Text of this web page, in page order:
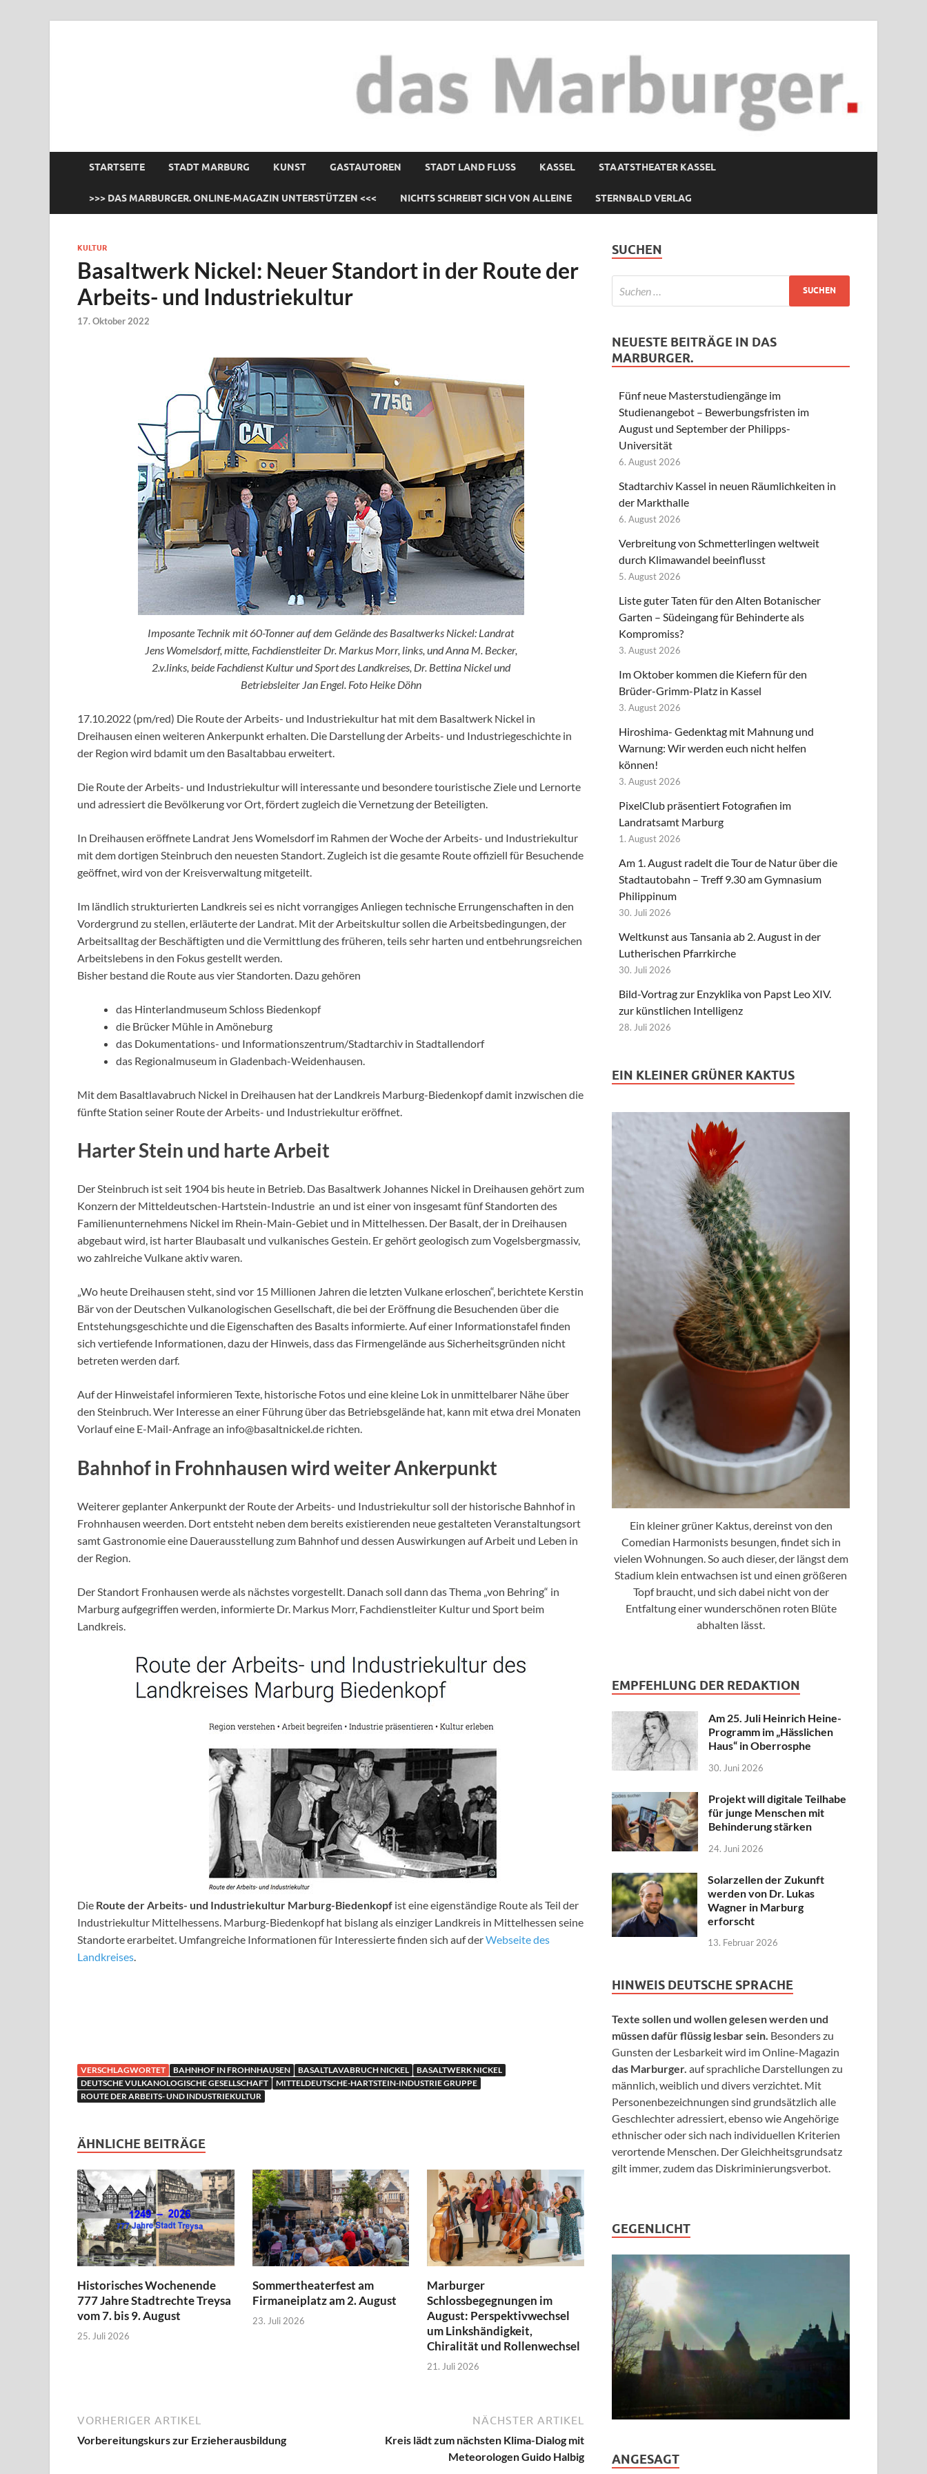
STARTSEITE STADT MARBURG KUNST GASTAUTOREN STADT LAND FLUSS KASSEL STAATSTHEATER KASSEL
>>> DAS MARBURGER. ONLINE-MAGAZIN UNTERSTÜTZEN <<< NICHTS SCHREIBT SICH VON ALLEINE STERNBALD VERLAG
KULTUR
Basaltwerk Nickel: Neuer Standort in der Route der
Arbeits- und Industriekultur
17. Oktober 2022
Imposante Technik mit 60-Tonner auf dem Gelände des Basaltwerks Nickel: Landrat
Jens Womelsdorf, mitte, Fachdienstleiter Dr. Markus Morr, links, und Anna M. Becker,
2.v.links, beide Fachdienst Kultur und Sport des Landkreises, Dr. Bettina Nickel und
Betriebsleiter Jan Engel. Foto Heike Döhn
17.10.2022 (pm/red) Die Route der Arbeits- und Industriekultur hat mit dem Basaltwerk Nickel in
Dreihausen einen weiteren Ankerpunkt erhalten. Die Darstellung der Arbeits- und Industriegeschichte in
der Region wird bdamit um den Basaltabbau erweitert.
Die Route der Arbeits- und Industriekultur will interessante und besondere touristische Ziele und Lernorte
und adressiert die Bevölkerung vor Ort, fördert zugleich die Vernetzung der Beteiligten.
In Dreihausen eröffnete Landrat Jens Womelsdorf im Rahmen der Woche der Arbeits- und Industriekultur
mit dem dortigen Steinbruch den neuesten Standort. Zugleich ist die gesamte Route offiziell für Besuchende
geöffnet, wird von der Kreisverwaltung mitgeteilt.
Im ländlich strukturierten Landkreis sei es nicht vorrangiges Anliegen technische Errungenschaften in den
Vordergrund zu stellen, erläuterte der Landrat. Mit der Arbeitskultur sollen die Arbeitsbedingungen, der
Arbeitsalltag der Beschäftigten und die Vermittlung des früheren, teils sehr harten und entbehrungsreichen
Arbeitslebens in den Fokus gestellt werden.
Bisher bestand die Route aus vier Standorten. Dazu gehören
das Hinterlandmuseum Schloss Biedenkopf
die Brücker Mühle in Amöneburg
das Dokumentations- und Informationszentrum/Stadtarchiv in Stadtallendorf
das Regionalmuseum in Gladenbach-Weidenhausen.
Mit dem Basaltlavabruch Nickel in Dreihausen hat der Landkreis Marburg-Biedenkopf damit inzwischen die
fünfte Station seiner Route der Arbeits- und Industriekultur eröffnet.
Harter Stein und harte Arbeit
Der Steinbruch ist seit 1904 bis heute in Betrieb. Das Basaltwerk Johannes Nickel in Dreihausen gehört zum
Konzern der Mitteldeutschen-Hartstein-Industrie an und ist einer von insgesamt fünf Standorten des
Familienunternehmens Nickel im Rhein-Main-Gebiet und in Mittelhessen. Der Basalt, der in Dreihausen
abgebaut wird, ist harter Blaubasalt und vulkanisches Gestein. Er gehört geologisch zum Vogelsbergmassiv,
wo zahlreiche Vulkane aktiv waren.
„Wo heute Dreihausen steht, sind vor 15 Millionen Jahren die letzten Vulkane erloschen“, berichtete Kerstin
Bär von der Deutschen Vulkanologischen Gesellschaft, die bei der Eröffnung die Besuchenden über die
Entstehungsgeschichte und die Eigenschaften des Basalts informierte. Auf einer Informationstafel finden
sich vertiefende Informationen, dazu der Hinweis, dass das Firmengelände aus Sicherheitsgründen nicht
betreten werden darf.
Auf der Hinweistafel informieren Texte, historische Fotos und eine kleine Lok in unmittelbarer Nähe über
den Steinbruch. Wer Interesse an einer Führung über das Betriebsgelände hat, kann mit etwa drei Monaten
Vorlauf eine E-Mail-Anfrage an info@basaltnickel.de richten.
Bahnhof in Frohnhausen wird weiter Ankerpunkt
Weiterer geplanter Ankerpunkt der Route der Arbeits- und Industriekultur soll der historische Bahnhof in
Frohnhausen weerden. Dort entsteht neben dem bereits existierenden neue gestalteten Veranstaltungsort
samt Gastronomie eine Dauerausstellung zum Bahnhof und dessen Auswirkungen auf Arbeit und Leben in
der Region.
Der Standort Fronhausen werde als nächstes vorgestellt. Danach soll dann das Thema „von Behring“ in
Marburg aufgegriffen werden, informierte Dr. Markus Morr, Fachdienstleiter Kultur und Sport beim
Landkreis.
Die Route der Arbeits- und Industriekultur Marburg-Biedenkopf ist eine eigenständige Route als Teil der
Industriekultur Mittelhessens. Marburg-Biedenkopf hat bislang als einziger Landkreis in Mittelhessen seine
Standorte erarbeitet. Umfangreiche Informationen für Interessierte finden sich auf derWebseite des
Landkreises
VERSCHLAGWORTET BAHNHOF IN FROHNHAUSEN BASALTLAVABRUCH NICKEL
BASALTWERK NICKEL
DEUTSCHE VULKANOLOGISCHE GESELLSCHAFT
MITTELDEUTSCHE-HARTSTEIN-INDUSTRIE GRUPPE
ROUTE DER ARBEITS- UND INDUSTRIEKULTUR
ÄHNLICHE BEITRÄGE
Historisches Wochenende
777 Jahre Stadtrechte Treysa
vom 7. bis 9. August
25. Juli 2026
Sommertheaterfest am
Firmaneiplatz am 2. August
23. Juli 2026
Marburger
Schlossbegegnungen im
August: Perspektivwechsel
um Linkshändigkeit,
Chiralität und Rollenwechsel
21. Juli 2026
VORHERIGER ARTIKEL
Vorbereitungskurs zur Erzieherausbildung
NÄCHSTER ARTIKEL
Kreis lädt zum nächsten Klima-Dialog mit
Meteorologen Guido Halbig
SUCHEN
NEUESTE BEITRÄGE IN DAS
MARBURGER.
Fünf neue Masterstudiengänge im
Studienangebot – Bewerbungsfristen im
August und September der Philipps-
Universität
6. August 2026
Stadtarchiv Kassel in neuen Räumlichkeiten in
der Markthalle
6. August 2026
Verbreitung von Schmetterlingen weltweit
durch Klimawandel beeinflusst
5. August 2026
Liste guter Taten für den Alten Botanischer
Garten – Südeingang für Behinderte als
Kompromiss?
3. August 2026
Im Oktober kommen die Kiefern für den
Brüder-Grimm-Platz in Kassel
3. August 2026
Hiroshima- Gedenktag mit Mahnung und
Warnung: Wir werden euch nicht helfen
können!
3. August 2026
PixelClub präsentiert Fotografien im
Landratsamt Marburg
1. August 2026
Am 1. August radelt die Tour de Natur über die
Stadtautobahn – Treff 9.30 am Gymnasium
Philippinum
30. Juli 2026
Weltkunst aus Tansania ab 2. August in der
Lutherischen Pfarrkirche
30. Juli 2026
Bild-Vortrag zur Enzyklika von Papst Leo XIV.
zur künstlichen Intelligenz
28. Juli 2026
EIN KLEINER GRÜNER KAKTUS
Ein kleiner grüner Kaktus, dereinst von den
Comedian Harmonists besungen, findet sich in
vielen Wohnungen. So auch dieser, der längst dem
Stadium klein entwachsen ist und einen größeren
Topf braucht, und sich dabei nicht von der
Entfaltung einer wunderschönen roten Blüte
abhalten lässt.
EMPFEHLUNG DER REDAKTION
Am 25. Juli Heinrich Heine-
Programm im „Hässlichen
Haus“ in Oberrosphe
30. Juni 2026
Projekt will digitale Teilhabe
für junge Menschen mit
Behinderung stärken
24. Juni 2026
Solarzellen der Zukunft
werden von Dr. Lukas
Wagner in Marburg
erforscht
13. Februar 2026
HINWEIS DEUTSCHE SPRACHE
Texte sollen und wollen gelesen werden und
müssen dafür flüssig lesbar sein. Besonders zu
Gunsten der Lesbarkeit wird im Online-Magazin
das Marburger. auf sprachliche Darstellungen zu
männlich, weiblich und divers verzichtet. Mit
Personenbezeichnungen sind grundsätzlich alle
Geschlechter adressiert, ebenso wie Angehörige
ethnischer oder sich nach individuellen Kriterien
verortende Menschen. Der Gleichheitsgrundsatz
gilt immer, zudem das Diskriminierungsverbot.
GEGENLICHT
ANGESAGT